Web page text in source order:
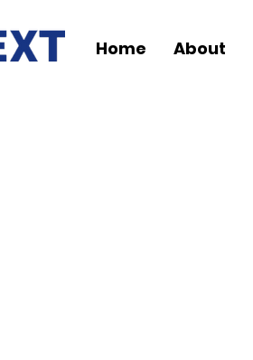
Home About